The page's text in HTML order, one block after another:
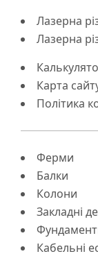
Лазерна
Лазерна
Карта
Політика
Ферми
Балки
Колони
Закладні
Кабельні